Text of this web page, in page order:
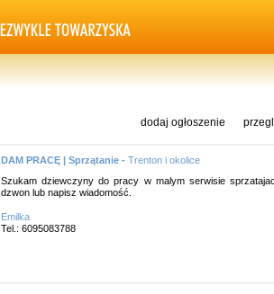
dodaj ogłoszenie
DAM PRACĘ | Sprzątanie - Trenton i okolice
Szukam dziewczyny do pracy w malym serwisie
dzwon lub napisz wiadomość.
Emilka
Tel.: 6095083788